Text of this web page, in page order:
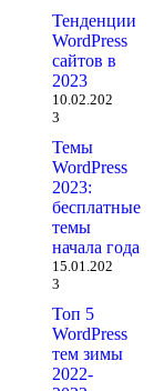
Тенденции
WordPress
сайтов в
2023
10.02.202
3
Темы
WordPress
2023:
бесплатные
темы
начала года
15.01.202
3
Топ 5
WordPress
тем зимы
2022-